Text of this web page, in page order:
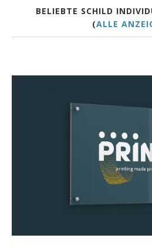
BELIEBTE SCHILD
(ALLE